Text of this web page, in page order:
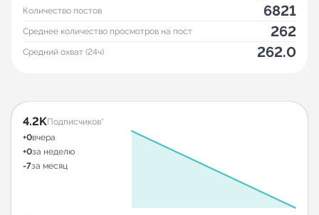
Количество постов 6821
Среднее количество просмотров на пост 262
Средний охват (24ч) 262.0
4.2KПодписчиков*
+0вчера
+0за неделю
-7за месяц